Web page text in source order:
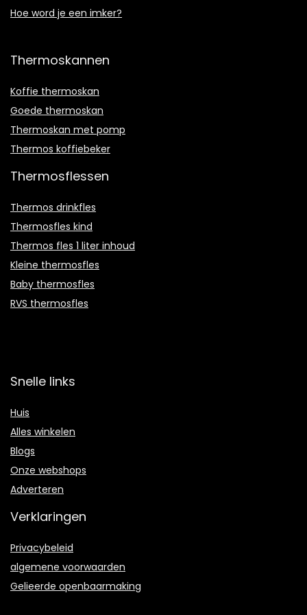
Hoe word je een imker?
Thermoskannen
Koffie thermoskan
Goede thermoskan
Thermoskan met pomp
Thermos koffiebeker
Thermosflessen
Thermos drinkfles
Thermosfles kind
Thermos fles 1 liter inhoud
Kleine thermosfles
Baby thermosfles
RVS thermosfles
Snelle links
Huis
Alles winkelen
Blogs
Onze webshops
Adverteren
Verklaringen
Privacybeleid
algemene voorwaarden
Gelieerde openbaarmaking